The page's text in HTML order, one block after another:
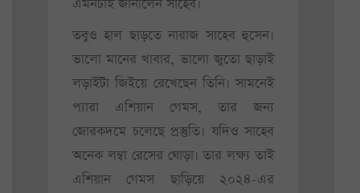
এমনটাই জানালেন সাহেব।
তবুও হাল ছাড়তে নারাজ সাহেব হুসেন।
ভালো মানের খাবার, ভালো জুতো ছাড়াই
লড়াইটা জিইয়ে রেখেছেন তিনি। সামনেই
প্যারা এশিয়ান গেমস, তার জন্য
জোরকদমে চলেছে প্রস্তুতি। যদিও সাহেব
অনেক লম্বা রেসের ঘোড়া। তার লক্ষ্য তাই
এশিয়ান গেমস ছাড়িয়ে ২০২৪-এর